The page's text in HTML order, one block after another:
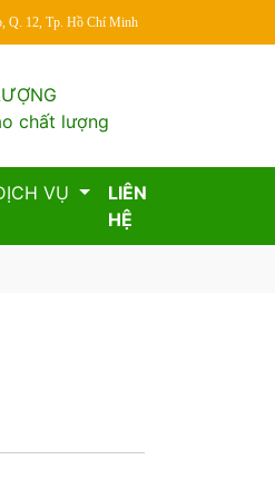
Q. 12, Tp. Hồ Chí Minh
chất lượng
VỤ
LIÊN
HỆ